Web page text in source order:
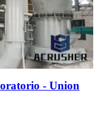
- Union